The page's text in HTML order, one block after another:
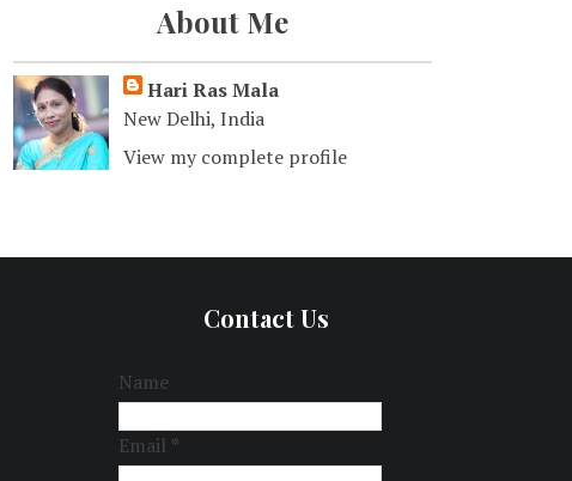
About Me
Hari Ras Mala
New Delhi, India
View my complete profile
Contact Us
Name
Email *